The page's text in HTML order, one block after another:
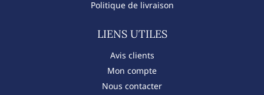
Politique de livraison
LIENS UTILES
Avis clients
Mon compte
Nous contacter